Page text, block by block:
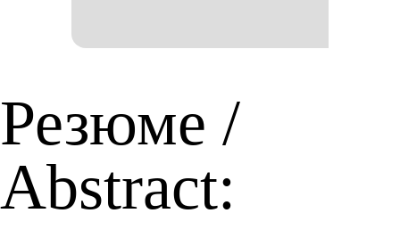
Резюме /
Abstract: